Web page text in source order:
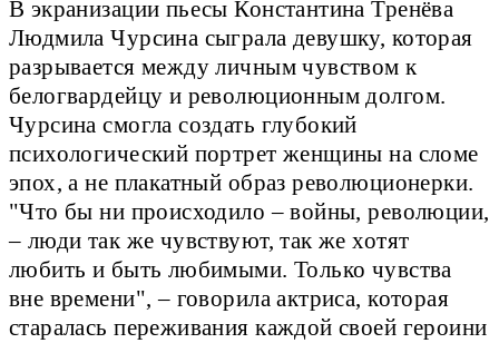
В экранизации пьесы Константина Тренёва
Людмила Чурсина сыграла девушку, которая
разрывается между личным чувством к
белогвардейцу и революционным долгом.
Чурсина смогла создать глубокий
психологический портрет женщины на сломе
эпох, а не плакатный образ революционерки.
"Что бы ни происходило – войны, революции,
– люди так же чувствуют, так же хотят
любить и быть любимыми. Только чувства
вне времени", – говорила актриса, которая
старалась переживания каждой своей героини